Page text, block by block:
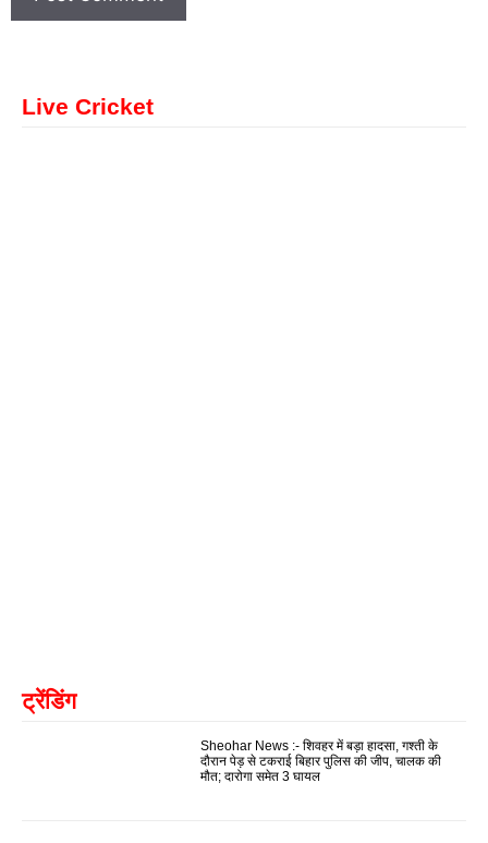
Live Cricket
ट्रेंडिंग
Sheohar News :- शिवहर में बड़ा हादसा, गश्ती के
दौरान पेड़ से टकराई बिहार पुलिस की जीप, चालक की
मौत; दारोगा समेत 3 घायल